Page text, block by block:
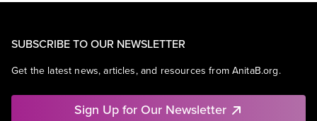
SUBSCRIBE TO OUR NEWSLETTER
Get the latest news, articles, and resources from AnitaB.org.
Sign Up for Our Newsletter